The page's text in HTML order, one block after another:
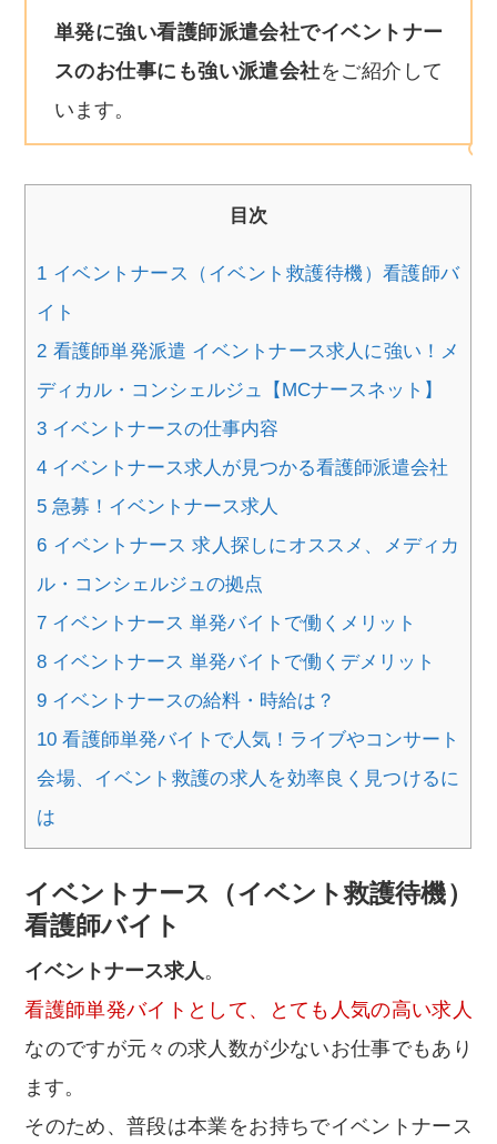
単発に強い看護師派遣会社でイベントナー
スのお仕事にも強い派遣会社をご紹介して
います。
目次
1 イベントナース（イベント救護待機）看護師バ
イト
2 看護師単発派遣 イベントナース求人に強い！メ
ディカル・コンシェルジュ【MCナースネット】
3 イベントナースの仕事内容
4 イベントナース求人が見つかる看護師派遣会社
5 急募！イベントナース求人
6 イベントナース 求人探しにオススメ、メディカ
ル・コンシェルジュの拠点
7 イベントナース 単発バイトで働くメリット
8 イベントナース 単発バイトで働くデメリット
9 イベントナースの給料・時給は？
10 看護師単発バイトで人気！ライブやコンサート
会場、イベント救護の求人を効率良く見つけるに
は
イベントナース（イベント救護待機）
看護師バイト
イベントナース求人 。
看護師単発バイトとして、とても人気の高い求人
なのですが元々の求人数が少ないお仕事でもあり
ます。
そのため、普段は本業をお持ちでイベントナース